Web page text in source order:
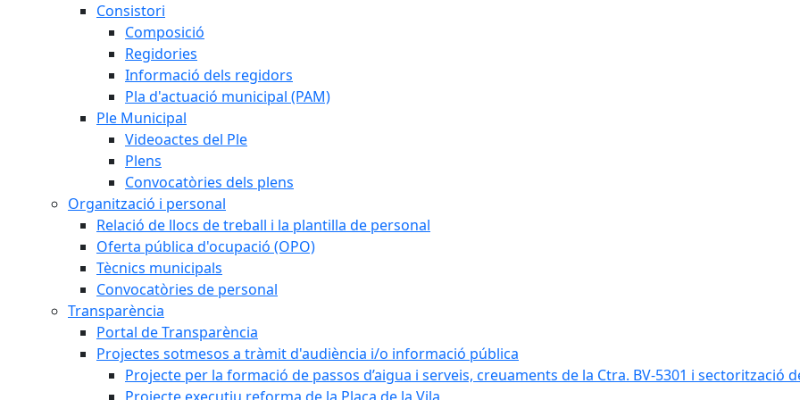
Consistori
Composició
Regidories
Informació dels regidors
Pla d'actuació municipal (PAM)
Ple Municipal
Videoactes del Ple
Plens
Convocatòries dels plens
Organització i personal
Relació de llocs de treball i la plantilla de personal
Oferta pública d'ocupació (OPO)
Tècnics municipals
Convocatòries de personal
Transparència
Portal de Transparència
Projectes sotmesos a tràmit d'audiència i/o informació pública
Projecte per la formació de passos d’aigua i serveis, creuaments de la Ctra. BV-5301 i sectorització